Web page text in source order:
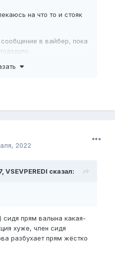
на что то и стояк
в вайбер, пока
2022
сказал:
прям валына какая-
хуже, член сидя
разбухает прям жёстко